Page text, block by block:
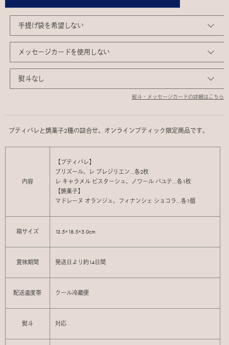
熨斗・メッセージカードの詳細はこちら
プティパレと焼菓子2種の詰合せ。オンラインブティック限定商品です。
内容
【プティパレ】
ブリズール、レ ブレジリエン...各2枚
レ キャラメル ピスターシュ、ノワール パユテ...各1枚
【焼菓子】
マドレーヌ オランジュ、フィナンシェ ショコラ...各1個
箱サイズ 13.5×18.5×5.0cm
賞味期間 発送日より約14日間
配送温度帯 クール冷蔵便
熨斗 対応